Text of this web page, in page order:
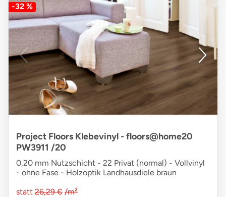
-32 %
Project Floors Klebevinyl - floors@home20
PW3911 /20
0,20 mm Nutzschicht - 22 Privat (normal) - Vollvinyl
- ohne Fase - Holzoptik Landhausdiele braun
statt 26,29 € /m²